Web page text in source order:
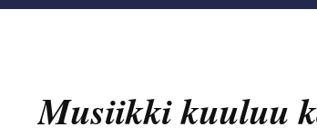
Musiikki kuuluu